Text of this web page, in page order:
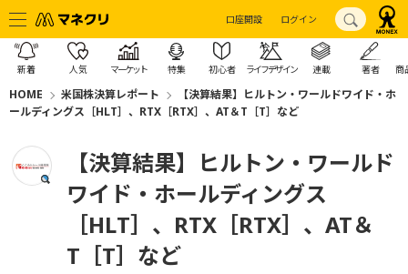
口座開設 ログイン
新着 人気 マーケット 特集 初心者 ライフデザイン 連載 著者 商
HOME 米国株決算レポート
【決算結果】ヒルトン・ワールドワイド・ホ
ールディングス［HLT］、RTX［RTX］、AT＆T［T］など
【決算結果】ヒルトン・ワールド
ワイド・ホールディングス
［HLT］、RTX［RTX］、AT＆
T［T］など